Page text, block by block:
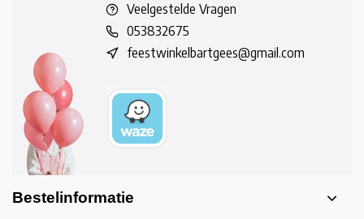
Veelgestelde Vragen
053832675
feestwinkelbartgees@gmail.com
Bestelinformatie